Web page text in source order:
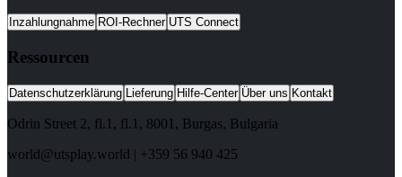
Inzahlungnahme ROI-Rechner UTS Connect
Ressourcen
Datenschutzerklärung Lieferung Hilfe-Center Über uns Kontakt
Odrin Street 2, fl.1 , fl.1, 8001 , Burgas, Bulgaria
world@utsplay.world | +359 56 940 425